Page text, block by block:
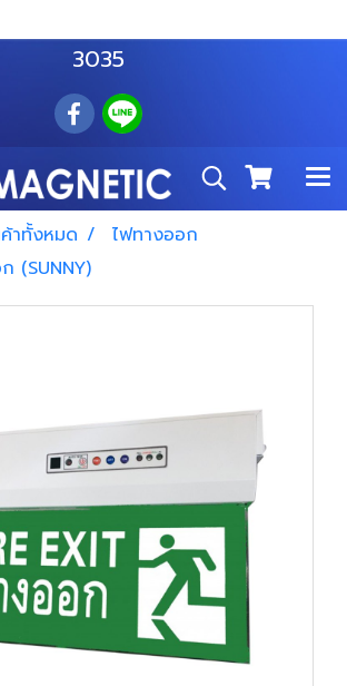
3035
าทั้งหมด
ไฟทางออก
(SUNNY)